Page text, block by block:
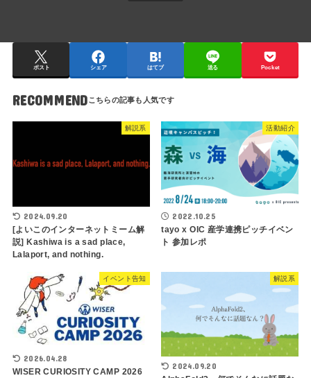
ポスト シェア はてブ 送る Pocket
RECOMMEND
解説系
2024.09.20
[よいこのインターネットミーム解
説] Kashiwa is a sad place,
Lalaport, and nothing.
活動紹介
2022.10.25
tayo x OIC 産学連携ピッチイベン
ト 参加レポ
イベント告知
2026.04.28
WISER CURIOSITY CAMP 2026
解説系
2024.09.20